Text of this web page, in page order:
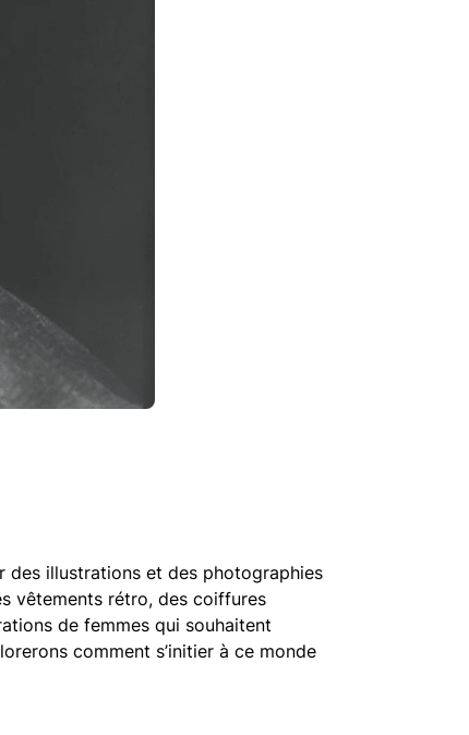
des illustrations et des photographies
vêtements rétro, des coiffures
de femmes qui souhaitent
comment s’initier à ce monde